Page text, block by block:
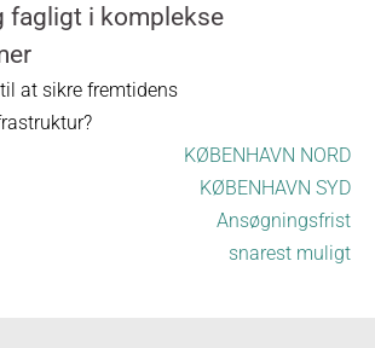
fagligt i komplekse
at sikre fremtidens
KØBENHAVN NORD
KØBENHAVN SYD
Ansøgningsfrist
snarest muligt